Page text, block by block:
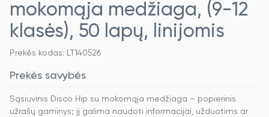
mokomąja medžiaga, (9-12
klasės), 50 lapų, linijomis
Prekės kodas: LT140526
Prekės savybės
Sąsiuvinis Disco Hip su mokomąja medžiaga – popierinis
užrašų gaminys; jį galima naudoti informacijai, užduotims ar